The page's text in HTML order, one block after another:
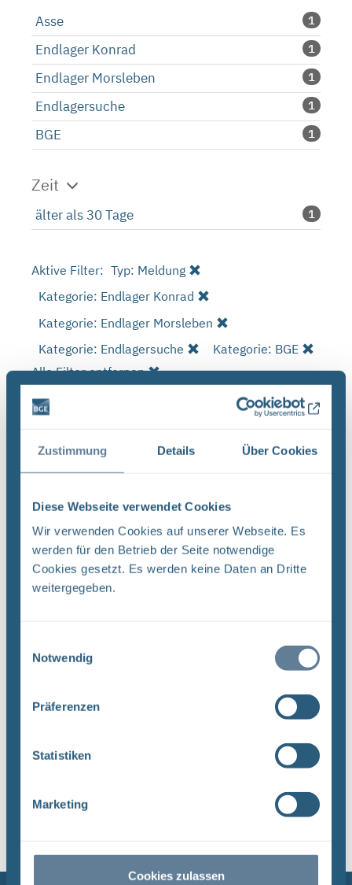
Zustimmung Details Über Cookies
Diese Webseite verwendet Cookies
Wir verwenden Cookies auf unserer Webseite. Es
werden für den Betrieb der Seite notwendige
Cookies gesetzt. Es werden keine Daten an Dritte
weitergegeben.
Notwendig
Präferenzen
Statistiken
Marketing
Cookies zulassen
Asse 1
Endlager Konrad 1
Endlager Morsleben 1
Endlagersuche 1
BGE 1
Zeit
älter als 30 Tage 1
Aktive Filter: Typ: Meldung
Kategorie: Endlager Konrad
Kategorie: Endlager Morsleben
Kategorie: Endlagersuche
Kategorie: BGE
Alle Filter entfernen
Es wurde 1 Ergebnis in 1 Millisekunden gefunden.
Ergebnisse pro Seite:
1
Sortieren nach
Neugier, Skepsis, Verständnis und viele Fragen
Unterlagenbehörde und dem Bundesamt für